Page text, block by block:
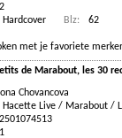
Hardcover Blz:
62
met je favoriete
de Marabout, les 30
Ilona Chovancova
Hacette Live / Marabout /